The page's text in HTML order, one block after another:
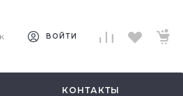
ВОЙТИ
КОНТАКТЫ